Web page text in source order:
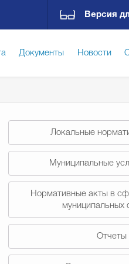
Версия
Документы Новости
комиссия
Государственные
Локальные
Муниципальные
Нормативные акты в
муниципальных
Отчеты